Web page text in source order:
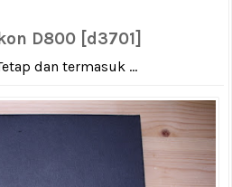
D800 [d3701]
dan termasuk ...